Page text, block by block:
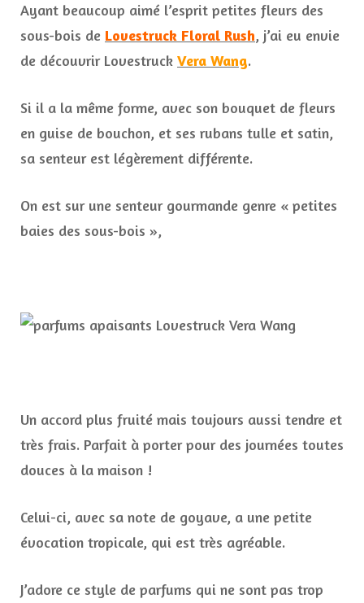
Ayant beaucoup aimé l’esprit petites fleurs des
sous-bois de Lovestruck Floral Rush, j’ai eu envie
de découvrir Lovestruck Vera Wang.
Si il a la même forme, avec son bouquet de fleurs
en guise de bouchon, et ses rubans tulle et satin,
sa senteur est légèrement différente.
On est sur une senteur gourmande genre « petites
baies des sous-bois »,
Un accord plus fruité mais toujours aussi tendre et
très frais. Parfait à porter pour des journées toutes
douces à la maison !
Celui-ci, avec sa note de goyave, a une petite
évocation tropicale, qui est très agréable.
J’adore ce style de parfums qui ne sont pas trop